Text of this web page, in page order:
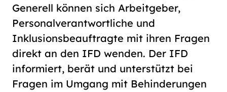
Generell können sich Arbeitgeber,
Personalverantwortliche und
Inklusionsbeauftragte mit ihren Fragen
direkt an den IFD wenden. Der IFD
informiert, berät und unterstützt bei
Fragen im Umgang mit Behinderungen